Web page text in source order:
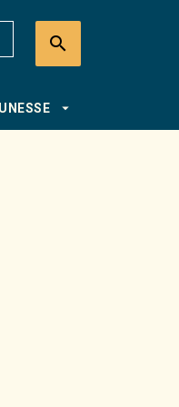
search
arrow_drop_down